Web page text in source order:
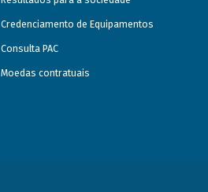
Credenciamento de Equipamentos
Consulta PAC
Moedas contratuais